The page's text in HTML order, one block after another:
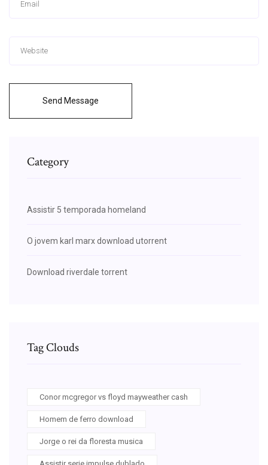
Send Message
Category
Assistir 5 temporada homeland
O jovem karl marx download utorrent
Download riverdale torrent
Tag Clouds
Conor mcgregor vs floyd mayweather cash
Homem de ferro download
Jorge o rei da floresta musica